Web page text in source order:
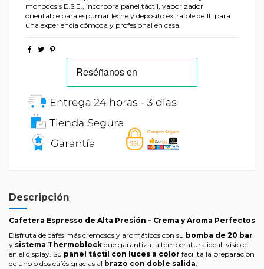
monodosis E.S.E., incorpora panel táctil, vaporizador
orientable para espumar leche y depósito extraíble de 1L para
una experiencia cómoda y profesional en casa.
Descripción
Cafetera Espresso de Alta Presión – Crema y Aroma Perfectos
Disfruta de cafés más cremosos y aromáticos con su bomba de 20 bar
y sistema Thermoblock que garantiza la temperatura ideal, visible
en el display. Su panel táctil con luces a color facilita la preparación
de uno o dos cafés gracias al brazo con doble salida.